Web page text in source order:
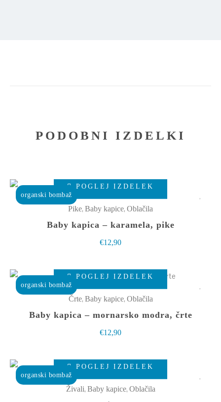
PODOBNI IZDELKI
organski bombaž
POGLEJ IZDELEK
Ta
več
izberete
na
izdelka
Pike, Baby kapice, Oblačila
Baby kapica – karamela, pike
€12,90
organski bombaž
POGLEJ IZDELEK
Ta
več
na
Črte, Baby kapice, Oblačila
Baby kapica – mornarsko modra, črte
€12,90
organski bombaž
POGLEJ IZDELEK
Ta
Živali, Baby kapice, Oblačila